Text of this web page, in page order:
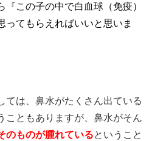
この子の中で白血球（免疫）
ってもらえればいいと思いま
ては、鼻水がたくさん出ている
こともありますが、鼻水がそん
のものが腫れているということ